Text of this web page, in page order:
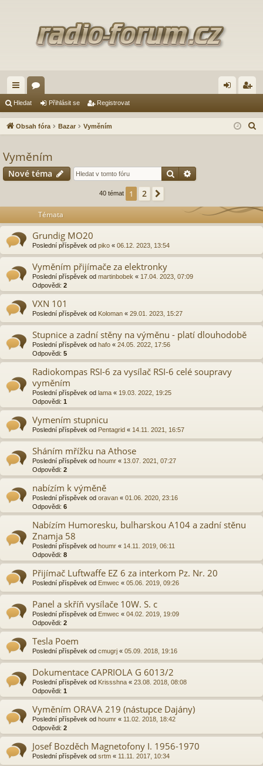
yc
hl
od
ka
a lá ist
Hledat Přihlásit se Registrovat
Obsah fóra Bazar Vyměním
Vyměním
Nové téma Hledat
40 témat 1 2
Témata
Grundig MO20
Poslední příspěvek od piko « 06.12. 2023, 13:54
Vyměním přijímače za elektronky
Poslední příspěvek od martinbobek « 17.04. 2023, 07:09
Odpovědi: 2
VXN 101
Poslední příspěvek od Koloman « 29.01. 2023, 15:27
Stupnice a zadní stěny na výměnu - platí dlouhodobě
Poslední příspěvek od hafo « 24.05. 2022, 17:56
Odpovědi: 5
Radiokompas RSI-6 za vysílač RSI-6 celé soupravy
vyměním
Poslední příspěvek od lama « 19.03. 2022, 19:25
Odpovědi: 1
Vymením stupnicu
Poslední příspěvek od Pentagrid « 14.11. 2021, 16:57
Sháním mřížku na Athose
Poslední příspěvek od houmr « 13.07. 2021, 07:27
Odpovědi: 2
nabízím k výměně
Poslední příspěvek od oravan « 01.06. 2020, 23:16
Odpovědi: 6
Nabízím Humoresku, bulharskou A104 a zadní stěnu
Znamja 58
Poslední příspěvek od houmr « 14.11. 2019, 06:11
Odpovědi: 8
Přijímač Luftwaffe EZ 6 za interkom Pz. Nr. 20
Poslední příspěvek od Emwec « 05.06. 2019, 09:26
Panel a skříň vysílače 10W. S. c
Poslední příspěvek od Emwec « 04.02. 2019, 19:09
Odpovědi: 2
Tesla Poem
Poslední příspěvek od cmugrj « 05.09. 2018, 19:16
Dokumentace CAPRIOLA G 6013/2
Poslední příspěvek od Krissshna « 23.08. 2018, 08:08
Odpovědi: 1
Vyměním ORAVA 219 (nástupce Dajány)
Poslední příspěvek od houmr « 11.02. 2018, 18:42
Odpovědi: 2
Josef Bozděch Magnetofony I. 1956-1970
Poslední příspěvek od srtm « 11.11. 2017, 10:34